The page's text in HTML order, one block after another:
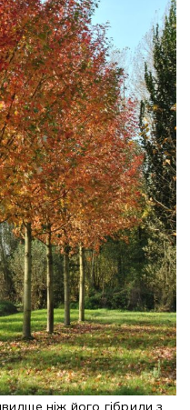
ніж його гібриди з